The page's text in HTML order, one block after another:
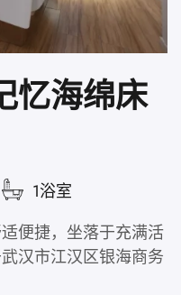
忆海绵床
1浴室
便捷，坐落于充满活
汉市江汉区银海商务